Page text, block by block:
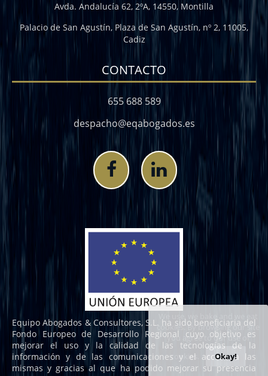
cookies. By browsing our site
you agree to our use of
cookies.
Okay!
Avda. Andalucía 62, 2ºA, 14550, Montilla
Palacio de San Agustín, Plaza de San Agustín, nº 2, 11005,
Cadiz
CONTACTO
655 688 589
despacho@eqabogados.es
Equipo Abogados & Consultores, S.L. ha sido beneficiaria del
Fondo Europeo de Desarrollo Regional cuyo objetivo es
mejorar el uso y la calidad de las tecnologías de la
información y de las comunicaciones y el acceso a las
mismas y gracias al que ha podido mejorar su presencia